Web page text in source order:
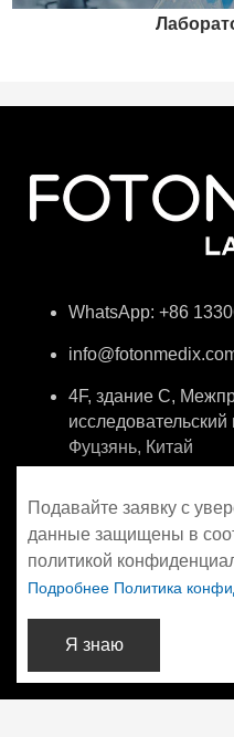
WhatsApp: +86
4F, здание C,
Фуцзянь, Китай
Подавайте заявку с
данные защищены в
политикой
Подробнее Политика
Я знаю